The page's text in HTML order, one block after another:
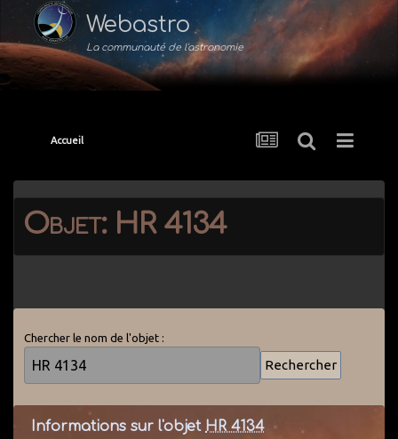
Webastro
La communauté de l'astronomie
Accueil
Objet: HR 4134
Chercher le nom de l'objet :
Informations sur l'objet HR 4134